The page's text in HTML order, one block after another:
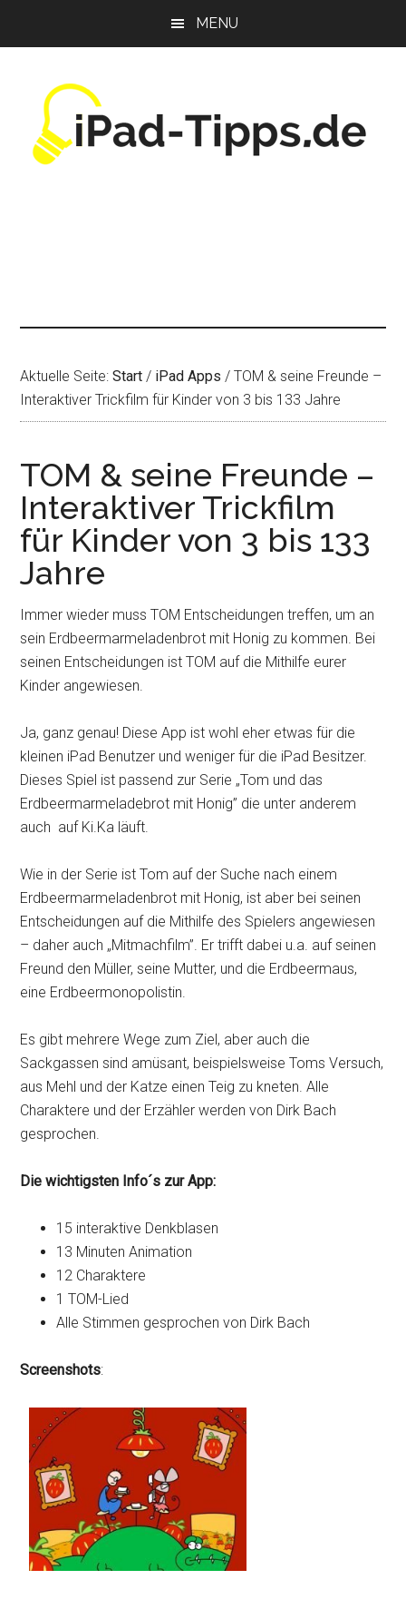
MENU
Aktuelle Seite:Start / iPad Apps / TOM & seine Freunde –
Interaktiver Trickfilm für Kinder von 3 bis 133 Jahre
TOM & seine Freunde –
Interaktiver Trickfilm
für Kinder von 3 bis 133
Jahre
Immer wieder muss TOM Entscheidungen treffen, um an
sein Erdbeermarmeladenbrot mit Honig zu kommen. Bei
seinen Entscheidungen ist TOM auf die Mithilfe eurer
Kinder angewiesen.
Ja, ganz genau! Diese App ist wohl eher etwas für die
kleinen iPad Benutzer und weniger für die iPad Besitzer.
Dieses Spiel ist passend zur Serie „Tom und das
Erdbeermarmeladebrot mit Honig” die unter anderem
auch auf Ki.Ka läuft.
Wie in der Serie ist Tom auf der Suche nach einem
Erdbeermarmeladenbrot mit Honig, ist aber bei seinen
Entscheidungen auf die Mithilfe des Spielers angewiesen
– daher auch „Mitmachfilm”. Er trifft dabei u.a. auf seinen
Freund den Müller, seine Mutter, und die Erdbeermaus,
eine Erdbeermonopolistin.
Es gibt mehrere Wege zum Ziel, aber auch die
Sackgassen sind amüsant, beispielsweise Toms Versuch,
aus Mehl und der Katze einen Teig zu kneten. Alle
Charaktere und der Erzähler werden von Dirk Bach
gesprochen.
Die wichtigsten Info´s zur App:
15 interaktive Denkblasen
13 Minuten Animation
12 Charaktere
1 TOM-Lied
Alle Stimmen gesprochen von Dirk Bach
Screenshots: